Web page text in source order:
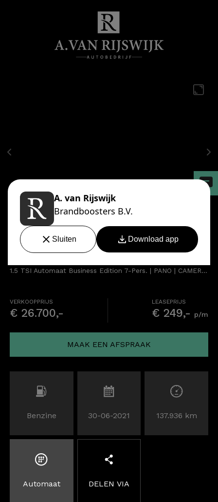
Škoda Kodiaq
1.5 TSI Automaat Business Edition 7-Pers. | PANO | CAMERA | CANTON | STOELVERW.
VERKOOPPRIJS
€ 26.700,-
LEASEPRIJS
€ 249,- p/m
MAAK EEN AFSPRAAK
Benzine 30-06-2021 137.936 km
Automaat DELEN VIA